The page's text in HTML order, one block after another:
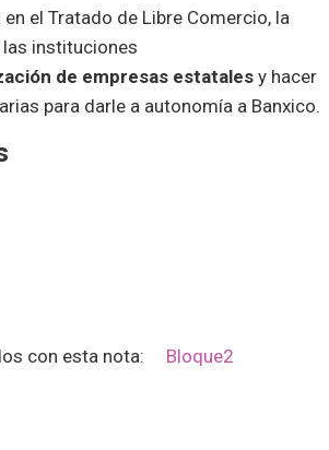
el Tratado de Libre Comercio, la
instituciones
de empresas estatales y hacer
para darle a autonomía a Banxico.
con esta nota: Bloque2